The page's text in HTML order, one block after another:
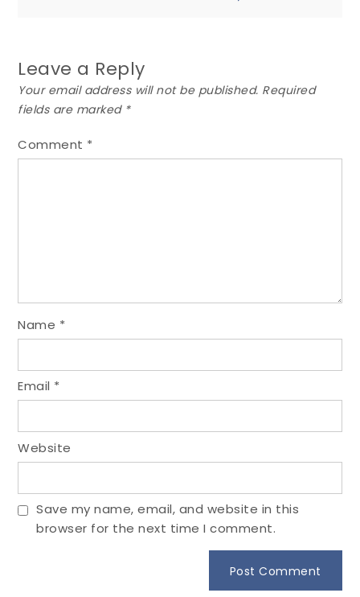
Leave a Reply
Your email address will not be published. Required
fields are marked *
Comment *
Name *
Email *
Website
Save my name, email, and website in this
browser for the next time I comment.